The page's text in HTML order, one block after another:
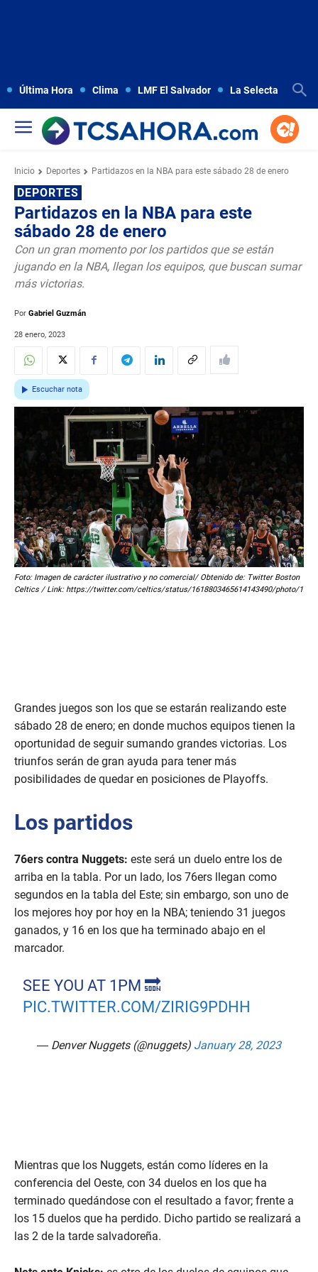
Última Hora Clima LMF El Salvador La Selecta
Inicio Deportes Partidazos en la NBA para este sábado 28 de enero
DEPORTES
Partidazos en la NBA para este
sábado 28 de enero
Con un gran momento por los partidos que se están
jugando en la NBA, llegan los equipos, que buscan sumar
más victorias.
Por Gabriel Guzmán
28 enero, 2023
Escuchar nota
Foto: Imagen de carácter ilustrativo y no comercial/ Obtenido de: Twitter Boston
Celtics / Link: https://twitter.com/celtics/status/1618803465614143490/photo/1
Grandes juegos son los que se estarán realizando este
sábado 28 de enero; en donde muchos equipos tienen la
oportunidad de seguir sumando grandes victorias. Los
triunfos serán de gran ayuda para tener más
posibilidades de quedar en posiciones de Playoffs.
Los partidos
76ers contra Nuggets: este será un duelo entre los de
arriba en la tabla. Por un lado, los 76ers llegan como
segundos en la tabla del Este; sin embargo, son uno de
los mejores hoy por hoy en la NBA; teniendo 31 juegos
ganados, y 16 en los que ha terminado abajo en el
marcador.
SEE YOU AT 1PM 🔜
PIC.TWITTER.COM/ZIRIG9PDHH
— Denver Nuggets (@nuggets) January 28, 2023
Mientras que los Nuggets, están como líderes en la
conferencia del Oeste, con 34 duelos en los que ha
terminado quedándose con el resultado a favor; frente a
los 15 duelos que ha perdido. Dicho partido se realizará a
las 2 de la tarde salvadoreña.